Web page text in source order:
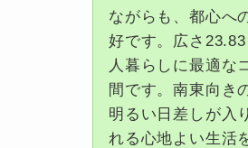
ながらも、都心へ
好です。広さ
人暮らしに最適な
間です。南東向き
明るい日差しが入
れる心地よい生活